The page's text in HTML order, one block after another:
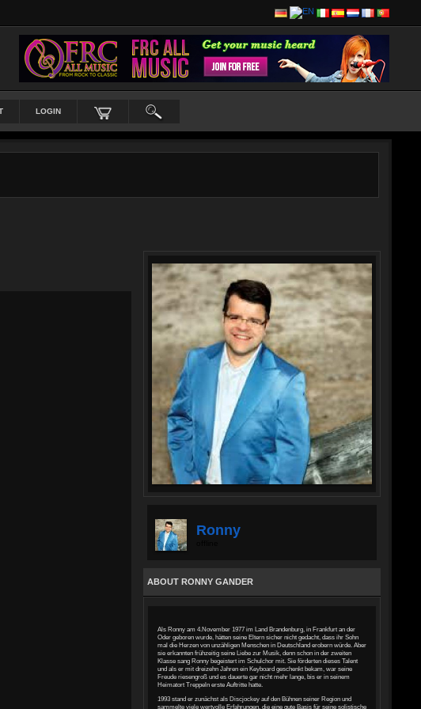
LOGIN
Ronny
ABOUT RONNY GANDER
Als Ronny am 4.November 1977 im Land Brandenburg, in Frankfurt an der
Oder geboren wurde, hätten seine Eltern sicher nicht gedacht, dass ihr Sohn
mal die Herzen von unzähligen Menschen in Deutschland erobern würde. Aber
sie erkannten frühzeitig seine Liebe zur Musik, denn schon in der zweiten
Klasse sang Ronny begeistert im Schulchor mit. Sie förderten dieses Talent
und als er mit dreizehn Jahren ein Keyboard geschenkt bekam, war seine
Freude riesengroß und es dauerte gar nicht mehr lange, bis er in seinem
Heimatort Treppeln erste Auftritte hatte.
1993 stand er zunächst als Discjockey auf den Bühnen seiner Region und
sammelte viele wertvolle Erfahrungen, die eine gute Basis für seine solistische